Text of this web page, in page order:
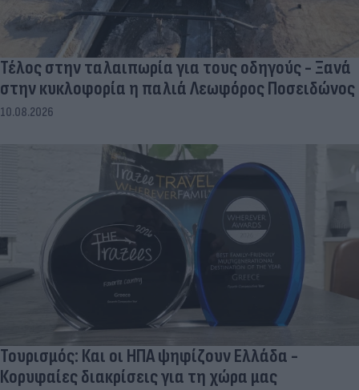
Τέλος στην ταλαιπωρία για τους οδηγούς - Ξανά
στην κυκλοφορία η παλιά Λεωφόρος Ποσειδώνος
10.08.2026
Τουρισμός: Και οι ΗΠΑ ψηφίζουν Ελλάδα -
Κορυφαίες διακρίσεις για τη χώρα μας